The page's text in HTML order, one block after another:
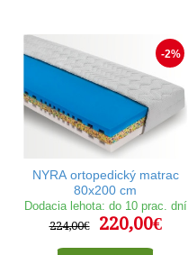
-2%
NYRA ortopedický matrac
80x200 cm
Dodacia lehota: do 10 prac. dní
224,00€
220,00€